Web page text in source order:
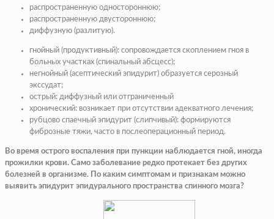
распространенную одностороннюю;
распространенную двустороннюю;
диффузную (разлитую).
гнойный (продуктивный): сопровождается скоплением гноя в
больных участках (спинальный абсцесс);
негнойный (асептический эпидурит) образуется серозный
экссудат;
острый: диффузный или отграниченный
хронический: возникает при отсутствии адекватного лечения;
рубцово спаечный эпидурит (слипчивый): формируются
фиброзные тяжи, часто в послеоперационный период.
Во время острого воспаления при пункции наблюдается гной, иногда
прожилки крови. Само заболевание редко протекает без других
болезней в организме. По каким симптомам и признакам можно
выявить эпидурит эпидурального пространства спинного мозга?